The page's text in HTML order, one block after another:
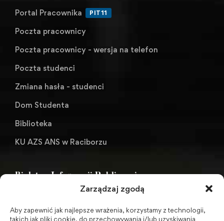
Zarządzaj zgodą
Aby zapewnić jak najlepsze wrażenia, korzystamy z technologii,
takich jak pliki cookie, do przechowywania i/lub uzyskiwania
Portal Pracownika
PIT11
Poczta pracownicy
Poczta pracownicy - wersja na telefon
Poczta studenci
Zmiana hasła - studenci
Dom Studenta
Biblioteka
KU AZS ANS w Raciborzu
Biuletyn Informacji Publicznej